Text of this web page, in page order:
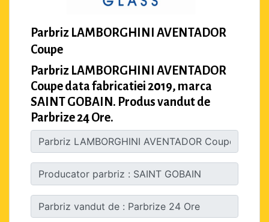
Parbriz LAMBORGHINI AVENTADOR
Coupe
Parbriz LAMBORGHINI AVENTADOR
Coupe data fabricatiei 2019, marca
SAINT GOBAIN. Produs vandut de
Parbrize 24 Ore.